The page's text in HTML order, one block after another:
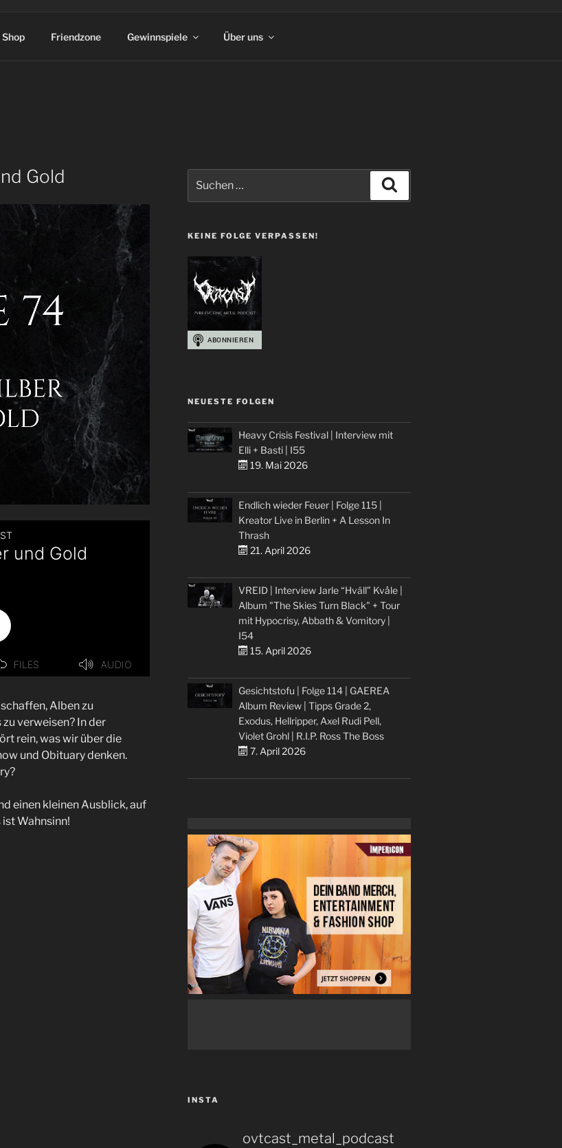
Shop Friendzone Gewinnspiele Über uns
Gold
Alben zu
verweisen? In der
rein, was wir über die
und Obituary denken.
einen kleinen Ausblick, auf
Wahnsinn!
nach:
KEINE FOLGE VERPASSEN!
NEUESTE FOLGEN
Heavy Crisis Festival | Interview mit
Elli + Basti | I55
19. Mai 2026
Endlich wieder Feuer | Folge 115 |
Kreator Live in Berlin + A Lesson In
Thrash
21. April 2026
VREID | Interview Jarle “Hváll” Kvåle |
Album "The Skies Turn Black" + Tour
mit Hypocrisy, Abbath & Vomitory |
I54
15. April 2026
Gesichtstofu | Folge 114 | GAEREA
Album Review | Tipps Grade 2,
Exodus, Hellripper, Axel Rudi Pell,
Violet Grohl | R.I.P. Ross The Boss
7. April 2026
INSTA
ovtcast_metal_podcast